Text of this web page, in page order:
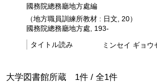
國務院總務廳地方處編
（地方職員訓練所教材 : 日文, 20）
國務院總務廳地方處, 193-
タイトル読み
ミンセイ ギョウ
大学図書館所蔵 1件 / 全1件